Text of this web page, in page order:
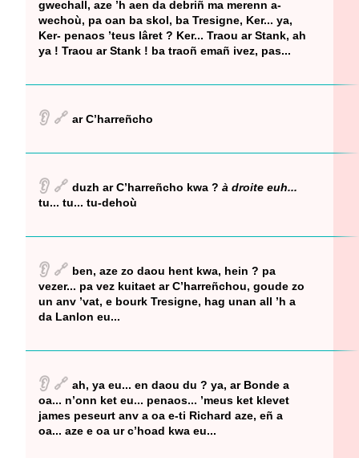
gwechall, aze ’h aen da debriñ ma merenn a-
wechoù, pa oan ba skol, ba Tresigne, Ker... ya,
Ker- penaos ’teus lâret ? Ker... Traou ar Stank, ah
ya ! Traou ar Stank ! ba traoñ emañ ivez, pas...
👂 🔗 ar C’harreñcho
👂 🔗 duzh ar C’harreñcho kwa ? à droite euh...
tu... tu... tu-dehoù
👂 🔗 ben, aze zo daou hent kwa, hein ? pa
vezer... pa vez kuitaet ar C’harreñchou, goude zo
un anv ’vat, e bourk Tresigne, hag unan all ’h a
da Lanlon eu...
👂 🔗 ah, ya eu... en daou du ? ya, ar Bonde a
oa... n’onn ket eu... penaos... ’meus ket klevet
james peseurt anv a oa e-ti Richard aze, eñ a
oa... aze e oa ur c’hoad kwa eu...